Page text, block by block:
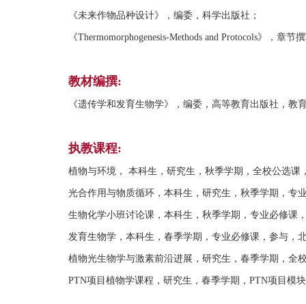
《未来作物品种设计》，编委，科学出版社；
《Thermomorphogenesis-Methods and Protocols》，章节
教材编撰:
《遗传学和发育生物学》，编委，高等教育出版社，教
执教课程:
植物与环境， 本科生，研究生，秋季学期，全校公选课
光合作用与物质循环，本科生，研究生，秋季学期，专
生物化学小班讨论课，本科生，秋季学期，专业必修课
发育生物学，本科生，春季学期，专业必修课，参与，
植物光生物学与激素前沿进展，研究生，春季学期，全
PTN项目植物学课程，研究生，春季学期，PTN项目模